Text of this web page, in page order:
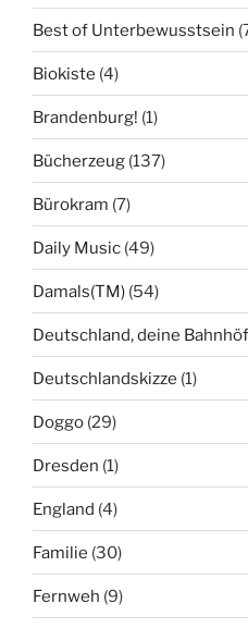
Best of Unterbewusstsein
Biokiste (4)
Brandenburg! (1)
Bücherzeug (137)
Bürokram (7)
Daily Music (49)
Damals(TM) (54)
Deutschland, deine
Deutschlandskizze (1)
Doggo (29)
Dresden (1)
England (4)
Familie (30)
Fernweh (9)